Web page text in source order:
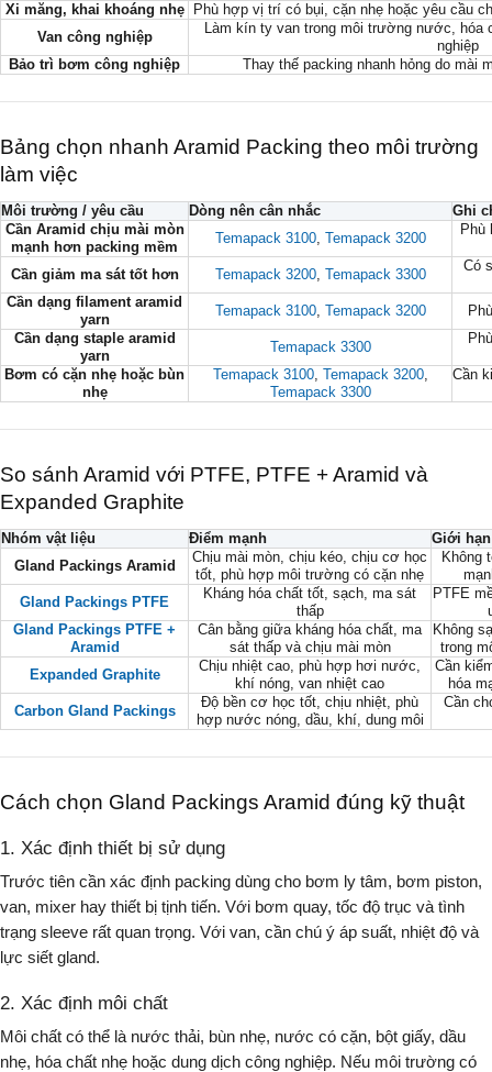
Xi măng, khai khoáng nhẹ
Phù hợp vị trí có bụi, cặn nhẹ hoặc yêu cầu
Van công nghiệp
Làm kín ty van trong môi trường nước, hóa
nghiệp
Bảo trì bơm công nghiệp
Thay thế packing nhanh hỏng do mài
Bảng chọn nhanh Aramid Packing theo môi trường
làm việc
Môi trường / yêu cầu Dòng nên cân nhắc
Ghi
Cần Aramid chịu mài mòn
mạnh hơn packing mềm
Temapack 3100, Temapack 3200
Phù
Cần giảm ma sát tốt hơn Temapack 3200, Temapack 3300
Có
Cần dạng filament aramid
yarn
Temapack 3100, Temapack 3200
Cần dạng staple aramid
yarn
Temapack 3300
Bơm có cặn nhẹ hoặc bùn
nhẹ
Temapack 3100, Temapack 3200,
Temapack 3300
Cần
So sánh Aramid với PTFE, PTFE + Aramid và
Expanded Graphite
Nhóm vật liệu Điểm mạnh
Giới
Gland Packings Aramid
Chịu mài mòn, chịu kéo, chịu cơ học
tốt, phù hợp môi trường có cặn nhẹ
Không
Gland Packings PTFE
Kháng hóa chất tốt, sạch, ma sát
thấp
PTFE
Gland Packings PTFE +
Aramid
Cân bằng giữa kháng hóa chất, ma
sát thấp và chịu mài mòn
Không
trong
Expanded Graphite
Chịu nhiệt cao, phù hợp hơi nước,
khí nóng, van nhiệt cao
Cần
hóa
Carbon Gland Packings
Độ bền cơ học tốt, chịu nhiệt, phù
hợp nước nóng, dầu, khí, dung môi
Cần
Cách chọn Gland Packings Aramid đúng kỹ thuật
1. Xác định thiết bị sử dụng
Trước tiên cần xác định packing dùng cho bơm ly tâm, bơm piston,
van, mixer hay thiết bị tịnh tiến. Với bơm quay, tốc độ trục và tình
trạng sleeve rất quan trọng. Với van, cần chú ý áp suất, nhiệt độ và
lực siết gland.
2. Xác định môi chất
Môi chất có thể là nước thải, bùn nhẹ, nước có cặn, bột giấy, dầu
nhẹ, hóa chất nhẹ hoặc dung dịch công nghiệp. Nếu môi trường có